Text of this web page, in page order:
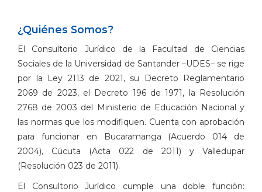
¿Quiénes Somos?
El Consultorio Jurídico de la Facultad de Ciencias
Sociales de la Universidad de Santander –UDES– se rige
por la Ley 2113 de 2021, su Decreto Reglamentario
2069 de 2023, el Decreto 196 de 1971, la Resolución
2768 de 2003 del Ministerio de Educación Nacional y
las normas que los modifiquen. Cuenta con aprobación
para funcionar en Bucaramanga (Acuerdo 014 de
2004), Cúcuta (Acta 022 de 2011) y Valledupar
(Resolución 023 de 2011).
El Consultorio Jurídico cumple una doble función: